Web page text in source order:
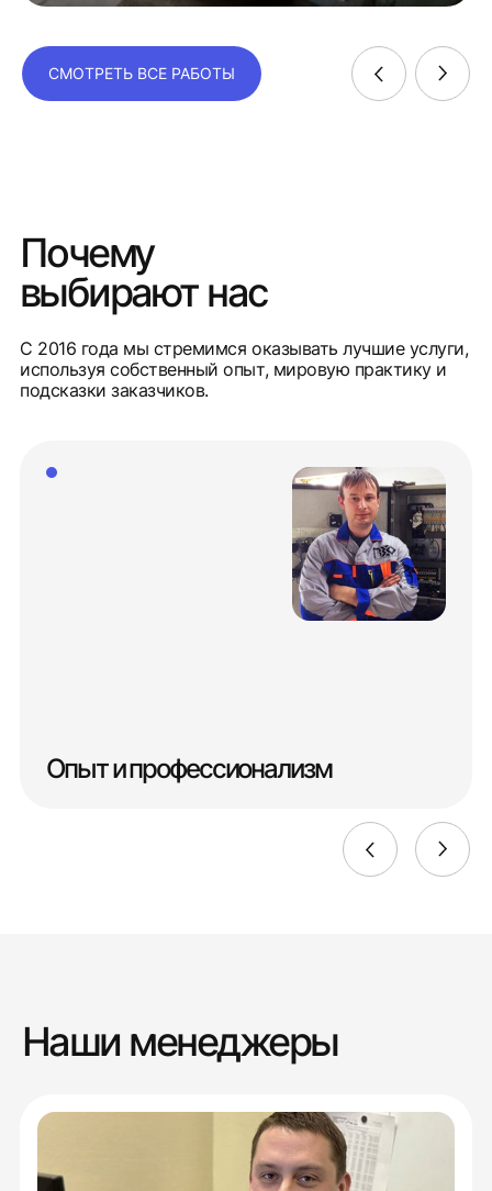
СМОТРЕТЬ ВСЕ РАБОТЫ
Почему
выбирают нас
С 2016 года мы стремимся оказывать лучшие услуги,
используя собственный опыт, мировую практику и
подсказки заказчиков.
Опыт и профессионализм
Наши менеджеры